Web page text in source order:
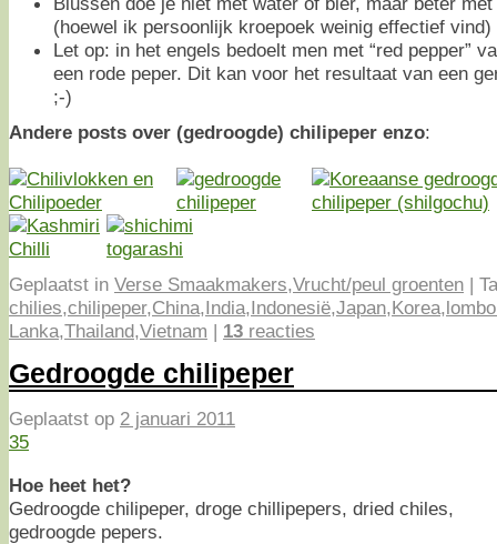
(hoewel ik persoonlijk kroepoek weinig effectief vind)
Let op: in het engels bedoelt men met “red pepper”
een rode peper. Dit kan voor het resultaat van een
;-)
Andere posts over (gedroogde) chilipeper enzo:
Geplaatst in Verse Smaakmakers,Vrucht/peul groenten |
chilies,chilipeper,China,India,Indonesië,Japan,Korea,
Lanka,Thailand,Vietnam | 13 reacties
Gedroogde chilipeper
Geplaatst op 2 januari 2011
35
Hoe heet het?
Gedroogde chilipeper, droge chillipepers, dried chiles,
gedroogde pepers.